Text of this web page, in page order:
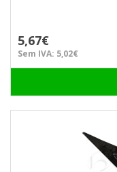
5,67€
Sem IVA: 5,02€